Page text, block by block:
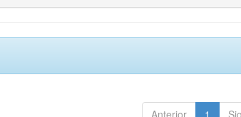
Anterior 1